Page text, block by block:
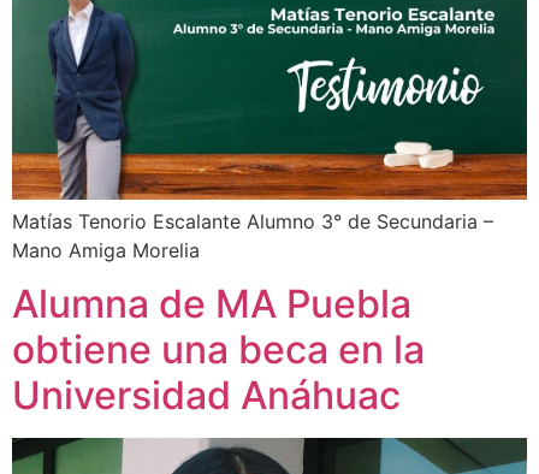
Matías Tenorio Escalante Alumno 3° de Secundaria –
Mano Amiga Morelia
Alumna de MA Puebla
obtiene una beca en la
Universidad Anáhuac